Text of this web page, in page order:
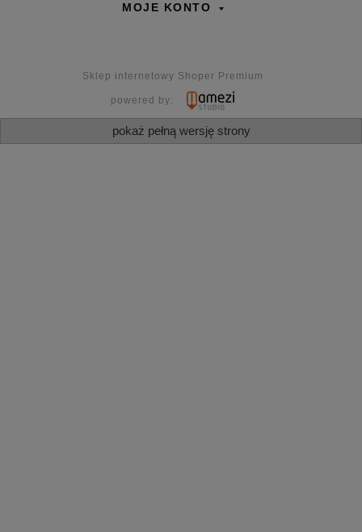
MOJE KONTO
Sklep internetowy Shoper Premium
powered by:
pokaż pełną wersję strony